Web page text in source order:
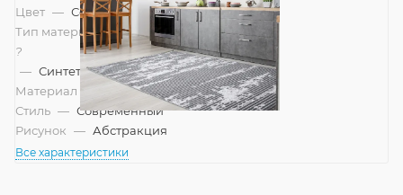
Цвет — Серый
Тип материала
?
— Синтетический
Материал
Полипропилен
Стиль — Современный
Рисунок — Абстракция
Все характеристики